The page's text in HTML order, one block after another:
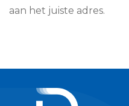
aan het juiste adres.